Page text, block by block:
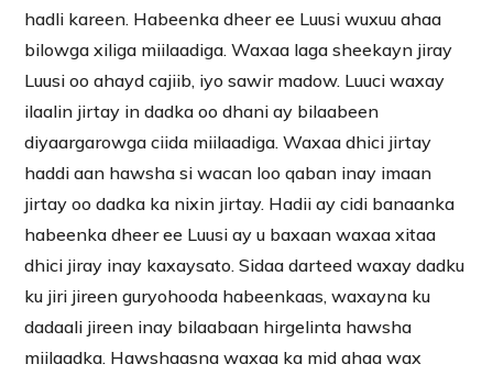
hadli kareen. Habeenka dheer ee Luusi wuxuu ahaa
bilowga xiliga miilaadiga. Waxaa laga sheekayn jiray
Luusi oo ahayd cajiib, iyo sawir madow. Luuci waxay
ilaalin jirtay in dadka oo dhani ay bilaabeen
diyaargarowga ciida miilaadiga. Waxaa dhici jirtay
haddi aan hawsha si wacan loo qaban inay imaan
jirtay oo dadka ka nixin jirtay. Hadii ay cidi banaanka
habeenka dheer ee Luusi ay u baxaan waxaa xitaa
dhici jiray inay kaxaysato. Sidaa darteed waxay dadku
ku jiri jireen guryohooda habeenkaas, waxayna ku
dadaali jireen inay bilaabaan hirgelinta hawsha
miilaadka. Hawshaasna waxaa ka mid ahaa wax